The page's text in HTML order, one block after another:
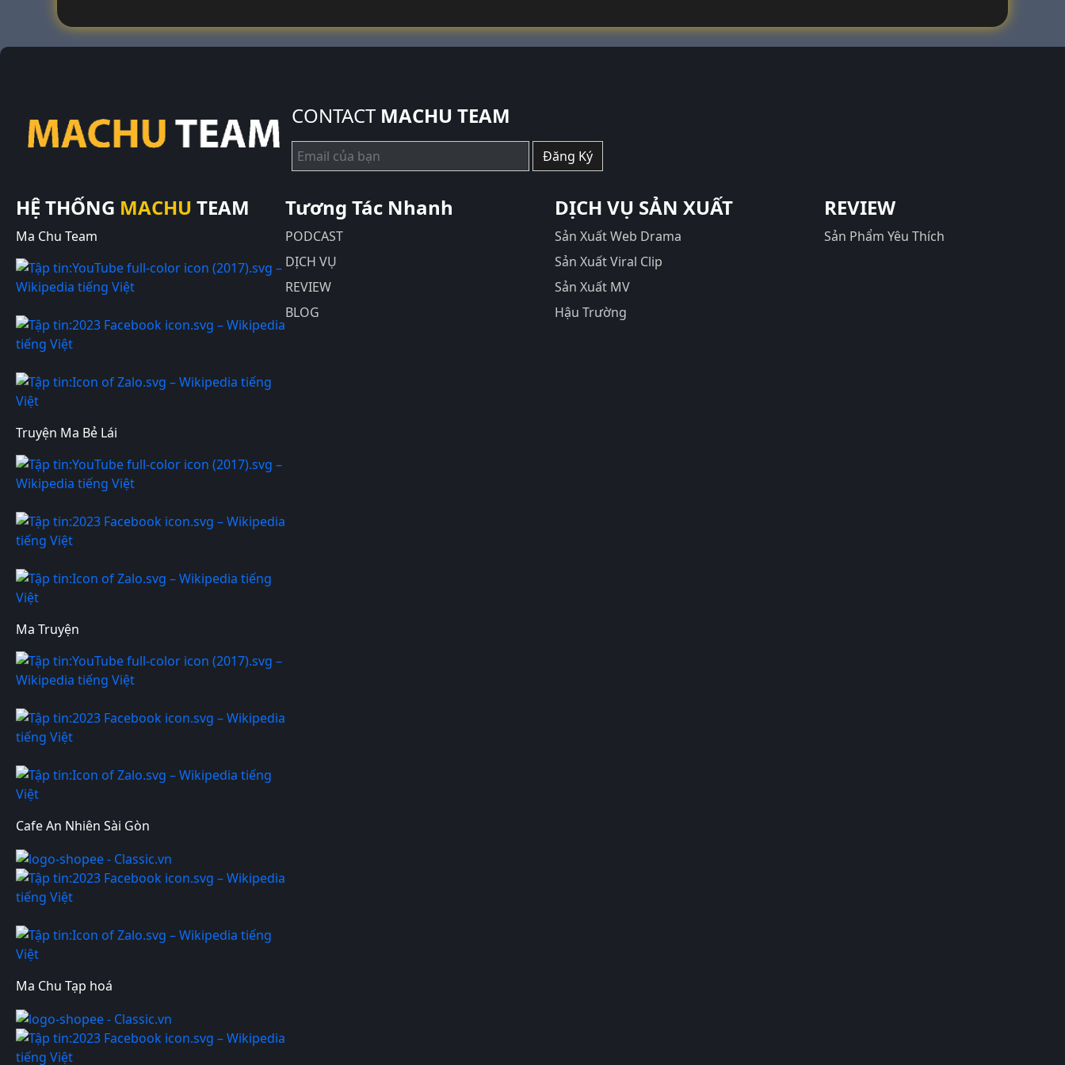
CONTACT MACHU TEAM
Đăng Ký
HỆ THỐNG MACHU TEAM
Ma Chu Team
Truyện Ma Bẻ Lái
Ma Truyện
Cafe An Nhiên Sài Gòn
Ma Chu Tạp hoá
Tương Tác Nhanh
PODCAST
DỊCH VỤ
REVIEW
BLOG
DỊCH VỤ SẢN XUẤT
Sản Xuất Web Drama
Sản Xuất Viral Clip
Sản Xuất MV
Hậu Trường
REVIEW
Sản Phẩm Yêu Thích